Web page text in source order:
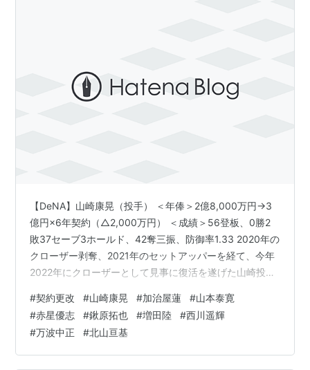
【DeNA】山崎康晃（投手） ＜年俸＞2億8,000万円→3
億円×6年契約（△2,000万円） ＜成績＞56登板、0勝2
敗37セーブ3ホールド、42奪三振、防御率1.33 2020年の
クローザー剥奪、2021年のセットアッパーを経て、今年
2022年にクローザーとして見事に復活を遂げた山崎投手
びました。NPBを活躍の舞台に選んだ30歳の山崎投手
が、今後どこまでセーブ数を伸ばせるか注目です。
【DeNA】山崎康晃が契約更改「メジャーに途中で移籍す
る可能性はない」６年の大型契約 - プロ野球 : 日刊スポ
#契約更改 #山崎康晃 #加治屋蓮 #山本泰寛
#赤星優志 #鍬原拓也 #増田陸 #西川遥輝
#万波中正 #北山亘基